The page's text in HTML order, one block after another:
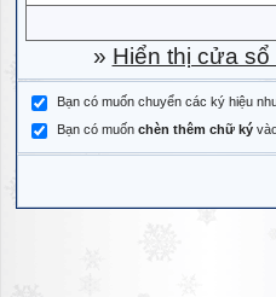
» Hiển thị cửa
Bạn có muốn chuyển các ký hiệu
Bạn có muốn chèn thêm chữ ký